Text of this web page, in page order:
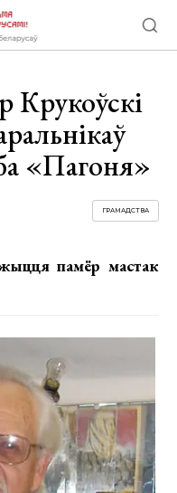
Крукоўскі
«Пагоня»
ГРАМАДСТВА
памёр мастак